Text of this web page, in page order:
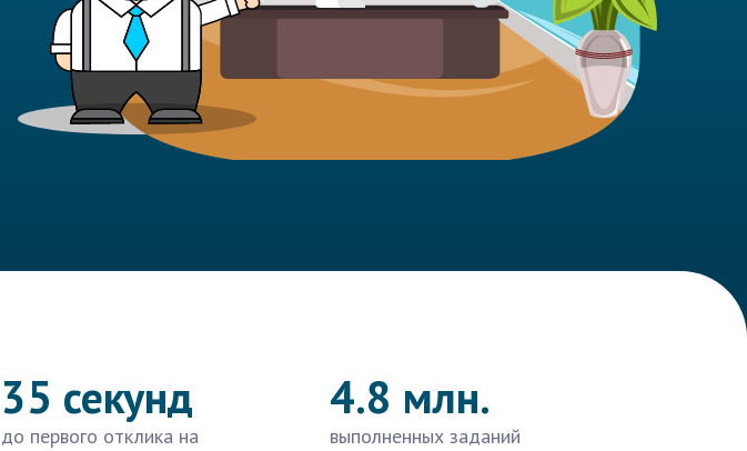
35 секунд
до первого отклика на
4.8 млн.
выполненных заданий